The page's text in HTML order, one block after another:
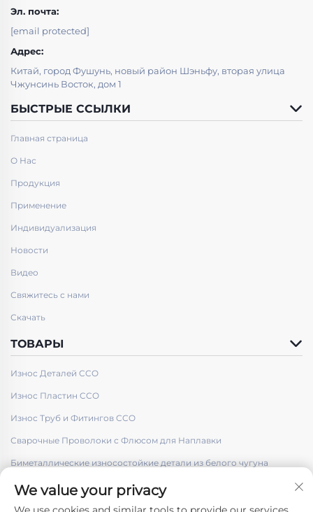
Эл. почта:
[email protected]
Адрес:
Китай, город Фушунь, новый район Шэньфу, вторая улица
Чжунсинь Восток, дом 1
БЫСТРЫЕ ССЫЛКИ
Главная страница
О Нас
Продукция
Применение
Индивидуализация
Новости
Видео
Свяжитесь с нами
Скачать
ТОВАРЫ
Износ Деталей CCO
Износ Пластин CCO
Износ Труб и Фитингов CCO
Сварочные Проволоки с Флюсом для Наплавки
Биметаллические износостойкие детали из белого чугуна
We value your privacy